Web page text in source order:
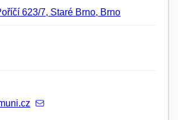
623/7, Staré Brno, Brno